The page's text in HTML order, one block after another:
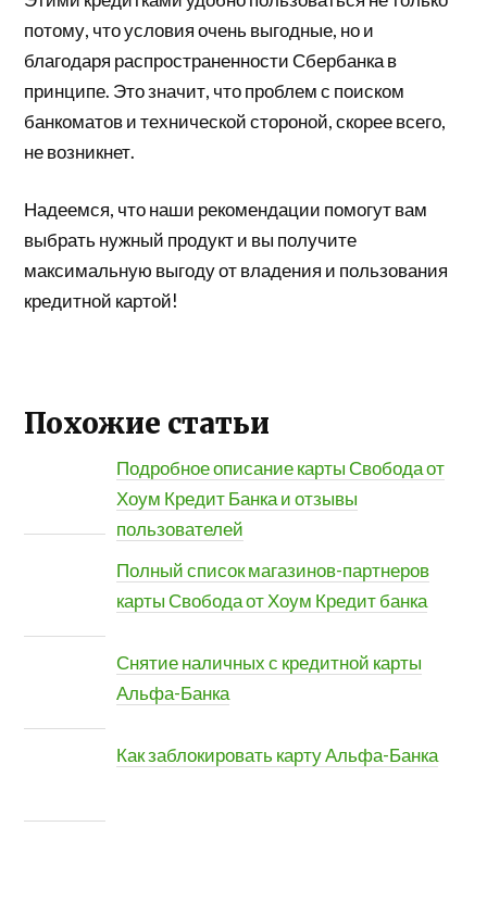
потому, что условия очень выгодные, но и
благодаря распространенности Сбербанка в
принципе. Это значит, что проблем с поиском
банкоматов и технической стороной, скорее всего,
не возникнет.
Надеемся, что наши рекомендации помогут вам
выбрать нужный продукт и вы получите
максимальную выгоду от владения и пользования
кредитной картой!
Похожие статьи
Подробное описание карты Свобода от
Хоум Кредит Банка и отзывы
пользователей
Полный список магазинов-партнеров
карты Свобода от Хоум Кредит банка
Снятие наличных с кредитной карты
Альфа-Банка
Как заблокировать карту Альфа-Банка